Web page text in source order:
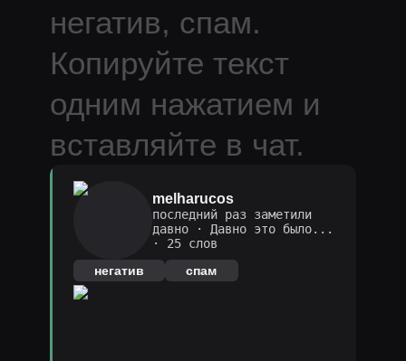
негатив, спам.
Копируйте текст
одним нажатием и
вставляйте в чат.
melharucos
последний раз заметили
давно·
Давно это было...
· 25 слов
негатив
спам